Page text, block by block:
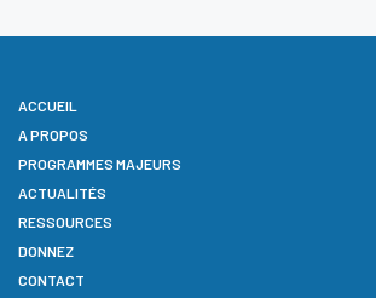
ACCUEIL
A PROPOS
PROGRAMMES MAJEURS
ACTUALITÉS
RESSOURCES
DONNEZ
CONTACT